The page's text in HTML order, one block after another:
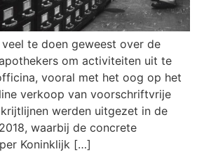
te doen geweest over de
om activiteiten uit te
vooral met het oog op het
verkoop van voorschriftvrije
werden uitgezet in de
waarbij de concrete
Koninklijk […]